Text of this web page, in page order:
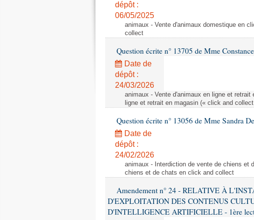
dépôt :
06/05/2025
animaux - Vente d'animaux domestique en
collect
Question écrite n° 13705 de Mme
Date de
dépôt :
24/03/2026
animaux - Vente d'animaux en ligne et
ligne et retrait en magasin (« click and
Question écrite n° 13056 de Mme Sandra
Date de
dépôt :
24/02/2026
animaux - Interdiction de vente de chiens et
chiens et de chats en click and collect
Amendement n° 24 - RELATIVE À
D'EXPLOITATION DES CONTENUS
D'INTELLIGENCE ARTIFICIELLE - 1ère